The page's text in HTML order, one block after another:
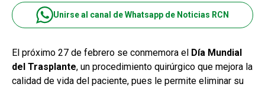
Unirse al canal de Whatsapp de Noticias RCN
El próximo 27 de febrero se conmemora el Día Mundial
del Trasplante, un procedimiento quirúrgico que mejora la
calidad de vida del paciente, pues le permite eliminar su